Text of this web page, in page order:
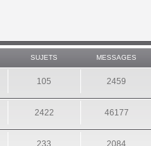
SUJETS MESSAGES
105 2459
2422 46177
233 2084